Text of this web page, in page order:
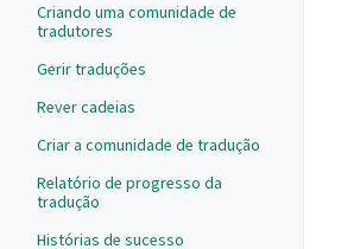
Criando uma comunidade de
tradutores
Gerir traduções
Rever cadeias
Criar a comunidade de tradução
Relatório de progresso da
tradução
Histórias de sucesso